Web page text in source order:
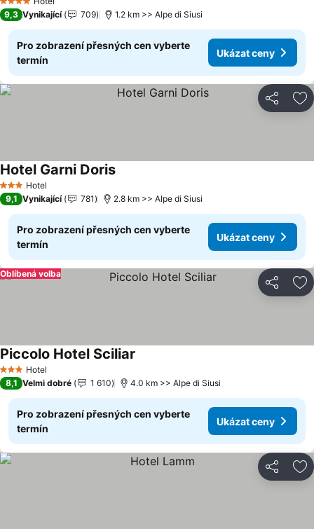
4 Počet hvězdiček
9,3 Vynikající 709 1.2 km >> Alpe di Siusi
Pro zobrazení přesných cen vyberte
termín
Ukázat ceny
Sdílet
3 Počet hvězdiček
Hotel
Hotel Garni Doris
9,1 Vynikající 781 2.8 km >> Alpe di Siusi
Pro zobrazení přesných cen vyberte
termín
Ukázat ceny
Sdílet
Oblíbená volba
3 Počet hvězdiček
Hotel
Piccolo Hotel Sciliar
8,1 Velmi dobré 1 610 4.0 km >> Alpe di Siusi
Pro zobrazení přesných cen vyberte
termín
Ukázat ceny
Sdílet